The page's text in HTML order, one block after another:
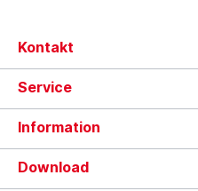
Kontakt
Service
Information
Download